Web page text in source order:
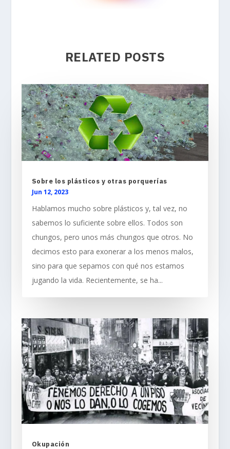
RELATED POSTS
Sobre los plásticos y otras porquerías
Jun 12, 2023
Hablamos mucho sobre plásticos y, tal vez, no
sabemos lo suficiente sobre ellos. Todos son
chungos, pero unos más chungos que otros. No
decimos esto para exonerar a los menos malos,
sino para que sepamos con qué nos estamos
jugando la vida. Recientemente, se ha...
Okupación